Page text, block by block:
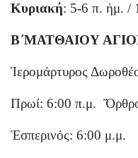
Κυριακή: 5-6 π. ἡμ. /
Β΄ΜΑΤΘΑΙΟΥ
Ἱερομάρτυρος
Πρωί: 6:00 π.μ.
Ἑσπερινός: 6:00 μ.μ.